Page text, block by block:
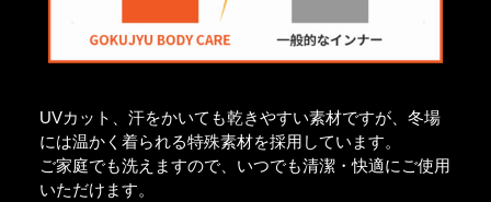
UVカット、汗をかいても乾きやすい素材ですが、冬場
には温かく着られる特殊素材を採用しています。
ご家庭でも洗えますので、いつでも清潔・快適にご使用
いただけます。